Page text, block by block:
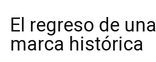
El regreso de una
marca histórica